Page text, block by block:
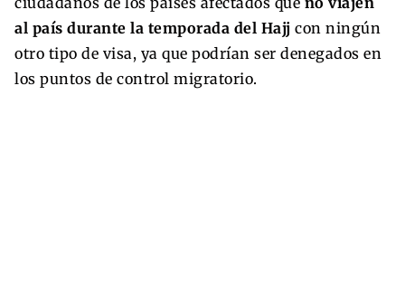
al país durante la temporada del Hajj con ningún
otro tipo de visa, ya que podrían ser denegados en
los puntos de control migratorio.